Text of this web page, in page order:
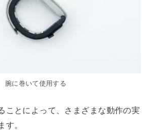
腕に巻いて使用する
ことによって、さまざまな動作の実
す。